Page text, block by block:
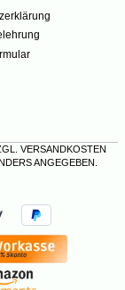
VERSANDKOSTEN
ANGEGEBEN.